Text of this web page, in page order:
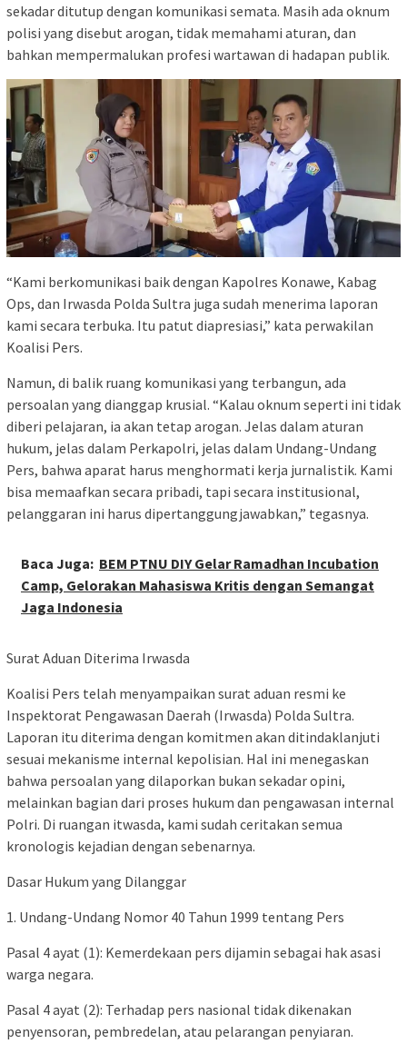
sekadar ditutup dengan komunikasi semata. Masih ada oknum
polisi yang disebut arogan, tidak memahami aturan, dan
bahkan mempermalukan profesi wartawan di hadapan publik.
“Kami berkomunikasi baik dengan Kapolres Konawe, Kabag
Ops, dan Irwasda Polda Sultra juga sudah menerima laporan
kami secara terbuka. Itu patut diapresiasi,” kata perwakilan
Koalisi Pers.
Namun, di balik ruang komunikasi yang terbangun, ada
persoalan yang dianggap krusial. “Kalau oknum seperti ini tidak
diberi pelajaran, ia akan tetap arogan. Jelas dalam aturan
hukum, jelas dalam Perkapolri, jelas dalam Undang-Undang
Pers, bahwa aparat harus menghormati kerja jurnalistik. Kami
bisa memaafkan secara pribadi, tapi secara institusional,
pelanggaran ini harus dipertanggungjawabkan,” tegasnya.
Baca Juga: BEM PTNU DIY Gelar Ramadhan Incubation
Camp, Gelorakan Mahasiswa Kritis dengan Semangat
Jaga Indonesia
Surat Aduan Diterima Irwasda
Koalisi Pers telah menyampaikan surat aduan resmi ke
Inspektorat Pengawasan Daerah (Irwasda) Polda Sultra.
Laporan itu diterima dengan komitmen akan ditindaklanjuti
sesuai mekanisme internal kepolisian. Hal ini menegaskan
bahwa persoalan yang dilaporkan bukan sekadar opini,
melainkan bagian dari proses hukum dan pengawasan internal
Polri. Di ruangan itwasda, kami sudah ceritakan semua
kronologis kejadian dengan sebenarnya.
Dasar Hukum yang Dilanggar
1. Undang-Undang Nomor 40 Tahun 1999 tentang Pers
Pasal 4 ayat (1): Kemerdekaan pers dijamin sebagai hak asasi
warga negara.
Pasal 4 ayat (2): Terhadap pers nasional tidak dikenakan
penyensoran, pembredelan, atau pelarangan penyiaran.